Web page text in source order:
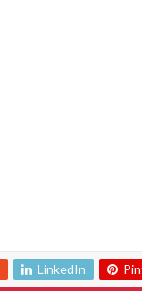
LinkedIn